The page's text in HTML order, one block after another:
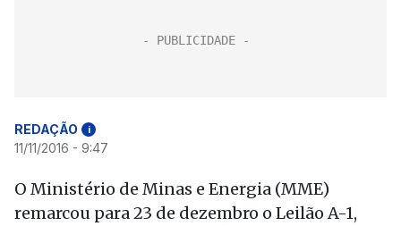
REDAÇÃO i
11/11/2016 - 9:47
O Ministério de Minas e Energia (MME)
remarcou para 23 de dezembro o Leilão A-1,